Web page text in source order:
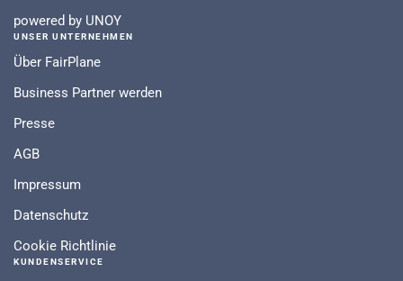
powered by UNOY
UNSER UNTERNEHMEN
Über FairPlane
Business Partner werden
Presse
AGB
Impressum
Datenschutz
Cookie Richtlinie
KUNDENSERVICE